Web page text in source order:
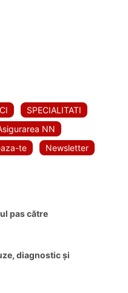
SPECIALITATI
NN
te Newsletter
pas către
diagnostic și